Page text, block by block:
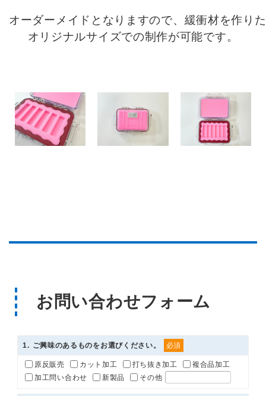
オーダーメイドとなりますので、緩衝材を作り
お問い合わせフォーム
1. ご興味のあるものをお選びください。 必須
原反販売 カット加工 打ち抜き加工
複合品加工
加工問い合わせ
新製品 その他